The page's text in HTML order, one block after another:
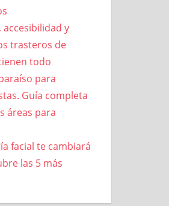
accesibilidad y
trasteros de
todo
para
Guía completa
áreas para
facial te cambiará
las 5 más